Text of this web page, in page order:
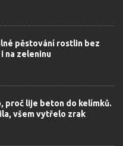
pěstování rostlin bez
na zeleninu
proč lije beton do kelímků.
všem vytřelo zrak